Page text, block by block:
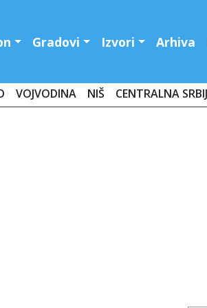
Gradovi Izvori Arhiva
VOJVODINA NIŠ CENTRALNA